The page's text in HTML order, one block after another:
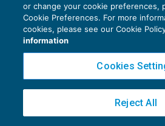
Privacy
Cookie Policy
or change your cookie preferences,
Cookie Preferences. For more
cookies, please see our Cookie
information
Cookies
Reject All